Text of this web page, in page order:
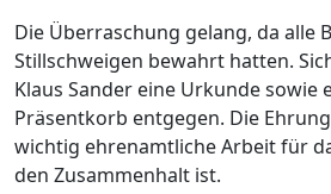
Die Überraschung gelang, da alle
Stillschweigen bewahrt hatten.
Klaus Sander eine Urkunde sowie
Präsentkorb entgegen. Die
wichtig ehrenamtliche Arbeit für
den Zusammenhalt ist.